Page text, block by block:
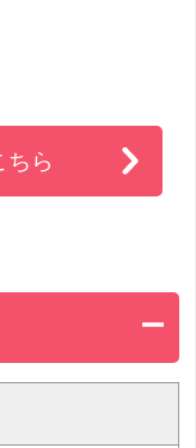
ちら